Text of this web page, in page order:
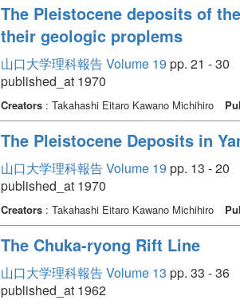
The Pleistocene deposits of
their geologic proplems
山口大学理科報告 Volume 19 pp. 21 - 30
published_at 1970
Creators: Takahashi Eitaro Kawano Michihiro
The Pleistocene Deposits in
山口大学理科報告 Volume 19 pp. 13 - 20
published_at 1970
Creators: Takahashi Eitaro Kawano Michihiro
The Chuka-ryong Rift Line
山口大学理科報告 Volume 13 pp. 33 - 36
published_at 1962